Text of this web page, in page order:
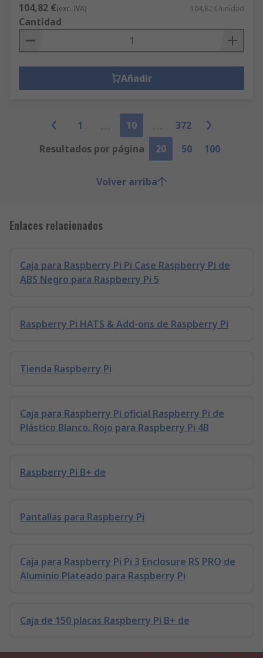
104,82 €(exc. IVA) 104,82 €/unidad
Cantidad
Añadir
1 10
372
Resultados por página
20 50 100
Volver arriba
Enlaces relacionados
Caja para Raspberry Pi Pi Case Raspberry Pi de
ABS Negro para Raspberry Pi 5
Raspberry Pi HATS & Add-ons de Raspberry Pi
Tienda Raspberry Pi
Caja para Raspberry Pi oficial Raspberry Pi de
Plástico Blanco, Rojo para Raspberry Pi 4B
Raspberry Pi B+ de
Pantallas para Raspberry Pi
Caja para Raspberry Pi Pi 3 Enclosure RS PRO de
Aluminio Plateado para Raspberry Pi
Caja de 150 placas Raspberry Pi B+ de